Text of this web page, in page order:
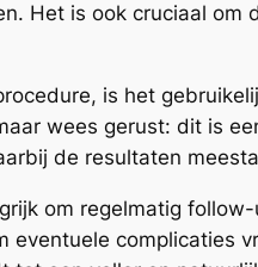
Het is ook cruciaal
is het
wees gerust: dit is
de resultaten
om regelmatig
eventuele complicaties